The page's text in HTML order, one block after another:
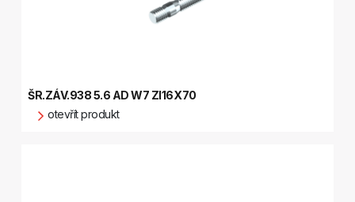
ŠR.ZÁV.938 5.6 AD W7 ZI16X70
otevřít produkt